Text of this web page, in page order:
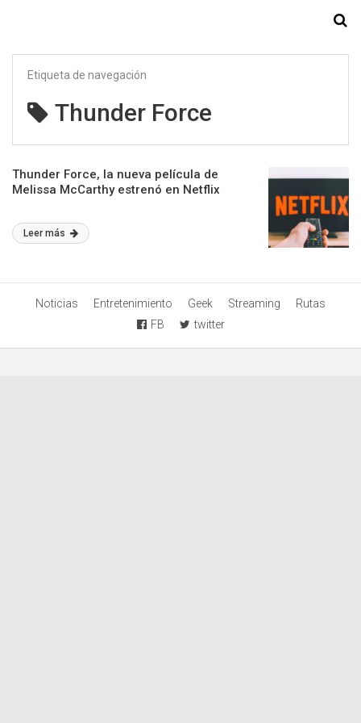
Etiqueta de navegación
Thunder Force
Thunder Force, la nueva película de
Melissa McCarthy estrenó en Netflix
Leer más
Noticias Entretenimiento Geek Streaming
Rutas
FB
twitter